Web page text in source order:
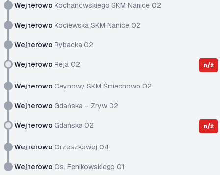
Wejherowo Kochanowskiego SKM Nanice 02
Wejherowo Kociewska SKM Nanice 02
Wejherowo Rybacka 02
Wejherowo Reja 02 n/ż
Wejherowo Ceynowy SKM Śmiechowo 02
Wejherowo Gdańska – Zryw 02
Wejherowo Gdańska 02 n/ż
Wejherowo Orzeszkowej 04
Wejherowo Os. Fenikowskiego 01